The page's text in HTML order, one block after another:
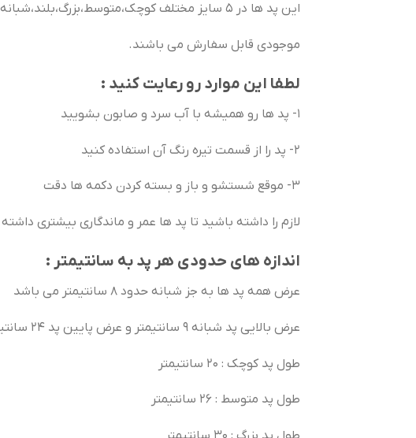
این پد ها در 5 سایز مختلف کوچک،متوسط،بزرگ،بلند،شبانه تولید می شوند و بر حسب
موجودی قابل سفارش می باشند.
لطفا این موارد رو رعایت کنید :
1- پد ها رو همیشه با آب سرد و صابون بشویید
2- پد را از قسمت تیره رنگ آن استفاده کنید
3- موقع شستشو و باز و بسته کردن دکمه ها دقت
لازم را داشته باشید تا پد ها عمر و ماندگاری بیشتری
اندازه های حدودی هر پد به سانتیمتر :
عرض همه پد ها به جز شبانه حدود 8 سانتیمتر می باشد
عرض بالایی پد شبانه 9 سانتیمتر و عرض پایین پد 24 سانتیمتر می باشد
طول پد کوچک : 20 سانتیمتر
طول پد متوسط : 26 سانتیمتر